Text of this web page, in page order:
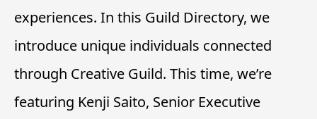
experiences. In this Guild Directory, we
introduce unique individuals connected
through Creative Guild. This time, we’re
featuring Kenji Saito, Senior Executive